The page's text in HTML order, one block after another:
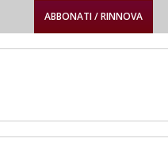
ABBONATI / RINNOVA